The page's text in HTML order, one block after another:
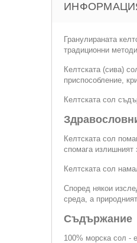
Гранулираната
традиционни
Келтската (сива)
приспособление,
Келтската сол
Келтската сол
спомага излишният
Келтската сол
Според някои
среда, а
Съдържание
100% морска сол -